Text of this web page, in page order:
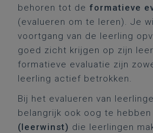
behoren tot de formatieve
(evalueren om te leren). Je
voortgang van de leerling
goed zicht krijgen op zijn
formatieve evaluatie zijn
leerling actief betrokken.
Bij het evalueren van
belangrijk ook oog te
(leerwinst) die leerlingen